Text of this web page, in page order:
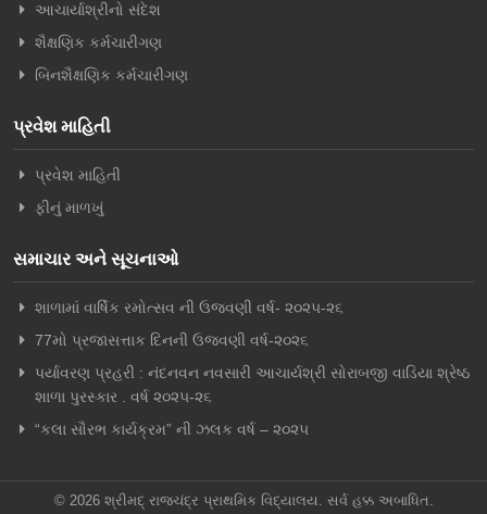
આચાર્યાશ્રીનો સંદેશ
શૈક્ષણિક કર્મચારીગણ
બિનશૈક્ષણિક કર્મચારીગણ
પ્રવેશ માહિતી
પ્રવેશ માહિતી
ફીનું માળખું
સમાચાર અને સૂચનાઓ
શાળામાં વાર્ષિક રમોત્સવ ની ઉજવણી વર્ષ- ૨૦૨૫-૨૬
77મો પ્રજાસત્તાક દિનની ઉજવણી વર્ષ-૨૦૨૬
પર્યાવરણ પ્રહરી : નંદનવન નવસારી આચાર્યશ્રી સોરાબજી વાડિયા શ્રેષ્ઠ
શાળા પુરસ્કાર . વર્ષ ૨૦૨૫-૨૬
“કલા સૌરભ કાર્યક્રમ” ની ઝલક વર્ષ – ૨૦૨૫
© 2026 શ્રીમદ્ રાજચંદ્ર પ્રાથમિક વિદ્યાલય. સર્વ હક્ક અબાધિત.